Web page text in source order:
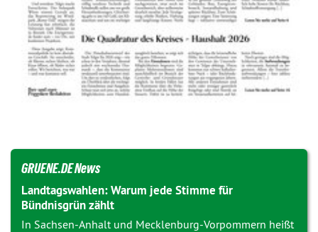
GRUENE.DE News
Landtagswahlen: Warum jede Stimme für
Bündnisgrün zählt
In Sachsen-Anhalt und Mecklenburg-Vorpommern heißt